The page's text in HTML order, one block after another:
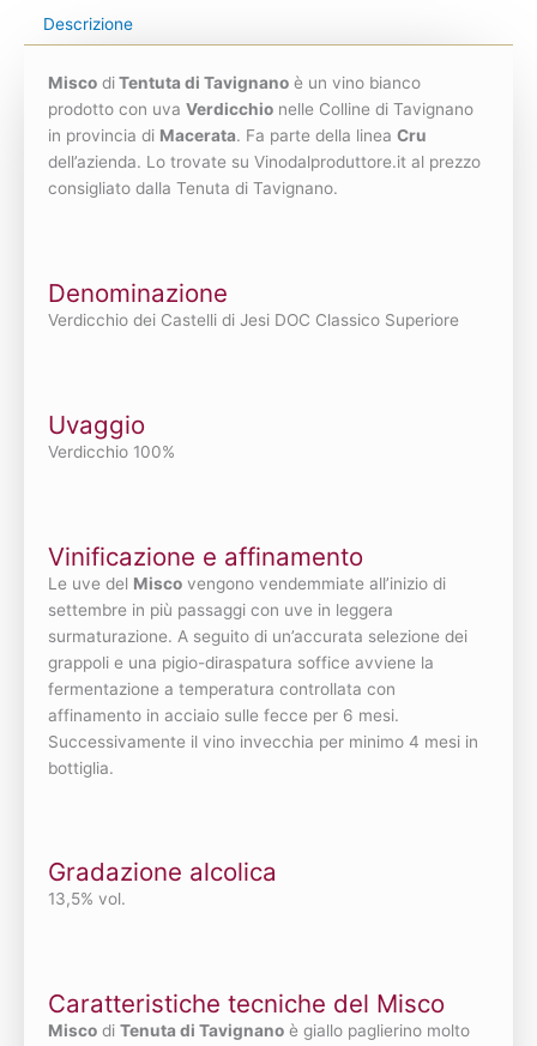
Descrizione
Misco diTentuta di Tavignano è un vino bianco
prodotto con uva Verdicchio nelle Colline di Tavignano
in provincia di Macerata. Fa parte della linea Cru
dell’azienda. Lo trovate su Vinodalproduttore.it al prezzo
consigliato dalla Tenuta di Tavignano.
Denominazione
Verdicchio dei Castelli di Jesi DOC Classico Superiore
Uvaggio
Verdicchio 100%
Vinificazione e affinamento
Le uve del Misco vengono vendemmiate all’inizio di
settembre in più passaggi con uve in leggera
surmaturazione. A seguito di un’accurata selezione dei
grappoli e una pigio-diraspatura soffice avviene la
fermentazione a temperatura controllata con
affinamento in acciaio sulle fecce per 6 mesi.
Successivamente il vino invecchia per minimo 4 mesi in
bottiglia.
Gradazione alcolica
13,5% vol.
Caratteristiche tecniche del Misco
Misco di Tenuta di Tavignano è giallo paglierino molto